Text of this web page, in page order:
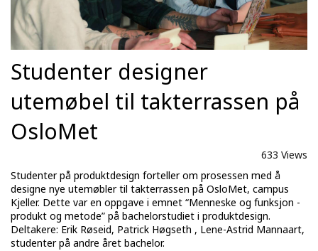
Studenter designer
utemøbel til takterrassen på
OsloMet
633 Views
Studenter på produktdesign forteller om prosessen med å
designe nye utemøbler til takterrassen på OsloMet, campus
Kjeller. Dette var en oppgave i emnet “Menneske og funksjon -
produkt og metode” på bachelorstudiet i produktdesign.
Deltakere: Erik Røseid, Patrick Høgseth , Lene-Astrid Mannaart,
studenter på andre året bachelor.